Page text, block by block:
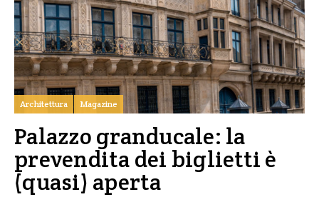
Architettura Magazine
Palazzo granducale: la
prevendita dei biglietti è
(quasi) aperta